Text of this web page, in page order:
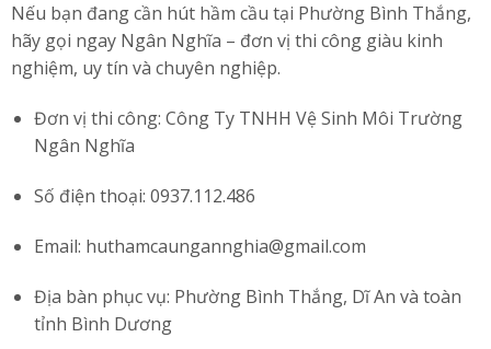
Nếu bạn đang cần hút hầm cầu tại Phường Bình Thắng,
hãy gọi ngay Ngân Nghĩa – đơn vị thi công giàu kinh
nghiệm, uy tín và chuyên nghiệp.
Đơn vị thi công: Công Ty TNHH Vệ Sinh Môi Trường
Ngân Nghĩa
Số điện thoại: 0937.112.486
Email: huthamcaungannghia@gmail.com
Địa bàn phục vụ: Phường Bình Thắng, Dĩ An và toàn
tỉnh Bình Dương